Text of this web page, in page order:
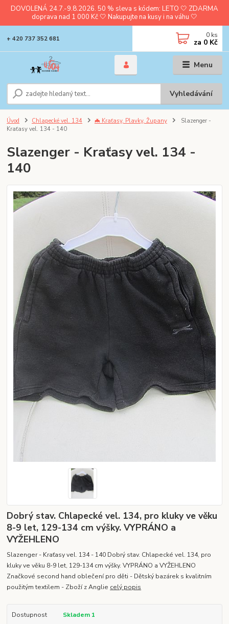
DOVOLENÁ 24.7.-9.8.2026. 50 % sleva s kódem: LETO 🤍 ZDARMA
doprava nad 1 000 Kč 🤍 Nakupujte na kusy i na váhu 🤍
Menu
Vyhledávání
+ 420 737 352 681 0 ks
za 0 Kč
Úvod Chlapecké vel. 134 🦇 Kraťasy, Plavky, Župany
Slazenger -
Kraťasy vel. 134 - 140
Slazenger - Kraťasy vel. 134 -
140
Dobrý stav. Chlapecké vel. 134, pro kluky ve věku
8-9 let, 129-134 cm výšky. VYPRÁNO a
VYŽEHLENO
Slazenger - Kraťasy vel. 134 - 140 Dobrý stav. Chlapecké vel. 134, pro
kluky ve věku 8-9 let, 129-134 cm výšky. VYPRÁNO a VYŽEHLENO
Značkové second hand oblečení pro děti - Dětský bazárek s kvalitním
použitým textilem - Zboží z Anglie celý popis
Dostupnost
Skladem 1